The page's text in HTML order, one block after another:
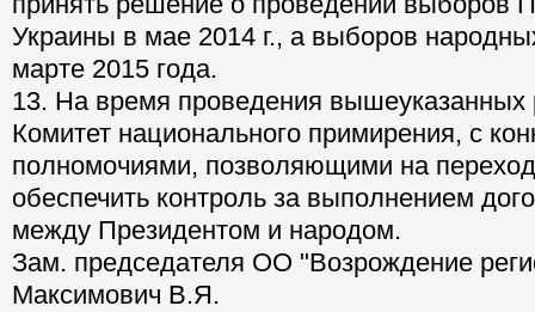
Украины в мае 2014 г., а выборов
марте 2015 года.
13. На время проведения вышеуказанных
Комитет национального примирения, с
полномочиями, позволяющими на
обеспечить контроль за выполнением
между Президентом и народом.
Зам. председателя ОО "Возрождение
Максимович В.Я.